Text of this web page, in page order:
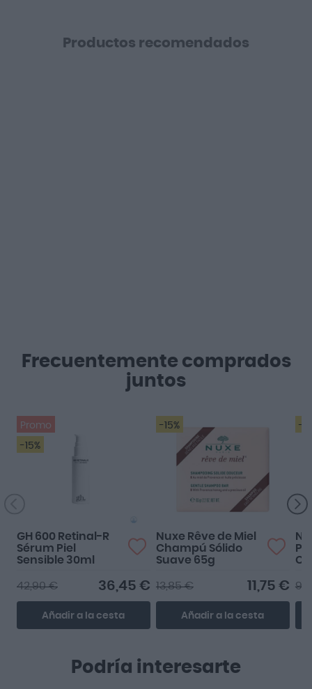
Productos recomendados
Frecuentemente comprados
juntos
Promo
-15%
GH 600 Retinal-R
Sérum Piel
Sensible 30ml
36,45 €
42,90 €
Añadir a la cesta
-15%
Nuxe Rêve de Miel
Champú Sólido
Suave 65g
11,75 €
13,85 €
Añadir a la cesta
-
Podría interesarte